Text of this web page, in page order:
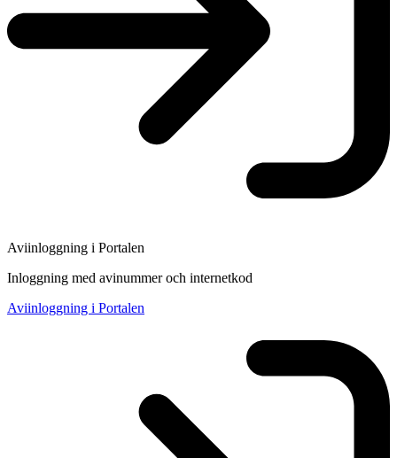
Aviinloggning i Portalen
Inloggning med avinummer och internetkod
Aviinloggning i Portalen